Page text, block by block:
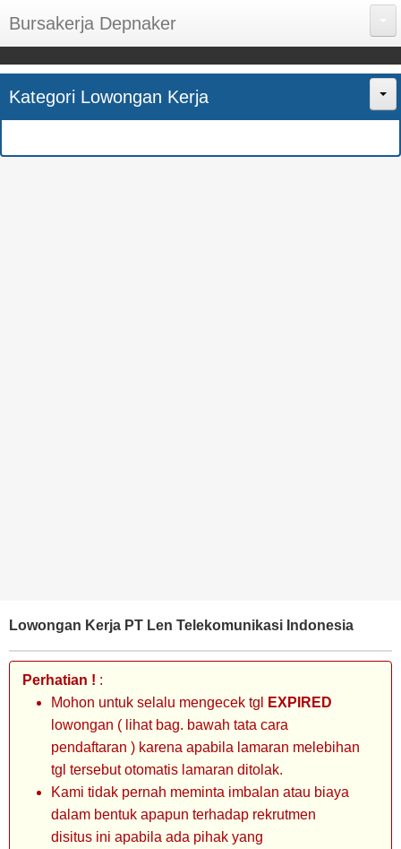
Bursakerja Depnaker
About Me
Disclaimer
Kategori Lowongan Kerja
Lowongan Kerja PT Len Telekomunikasi Indonesia
Perhatian ! :
Mohon untuk selalu mengecek tgl
EXPIRED
lowongan ( lihat bag. bawah tata cara
pendaftaran ) karena apabila lamaran melebihan
tgl tersebut otomatis lamaran ditolak.
Kami tidak pernah meminta imbalan atau biaya
dalam bentuk apapun terhadap rekrutmen
disitus ini apabila ada pihak yang